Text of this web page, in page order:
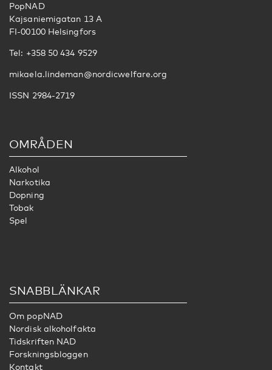
PopNAD
Kajsaniemigatan 13 A
FI-00100 Helsingfors
Tel: +358 50 434 9529
mikaela.lindeman@nordicwelfare.org
ISSN 2984-2719
OMRÅDEN
Alkohol
Narkotika
Dopning
Tobak
Spel
SNABBLÄNKAR
Om popNAD
Nordisk alkoholfakta
Tidskriften NAD
Forskningsbloggen
Kontakt